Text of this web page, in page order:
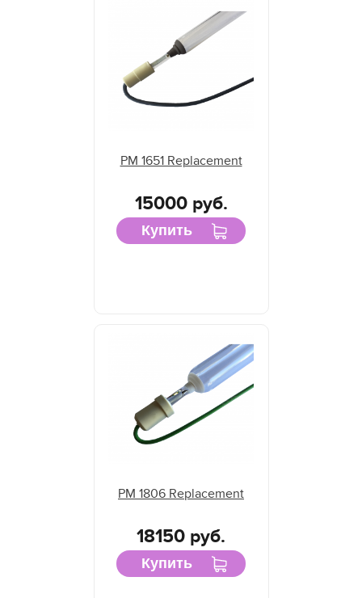
PM 1651 Replacement
15000 руб.
Купить
PM 1806 Replacement
18150 руб.
Купить